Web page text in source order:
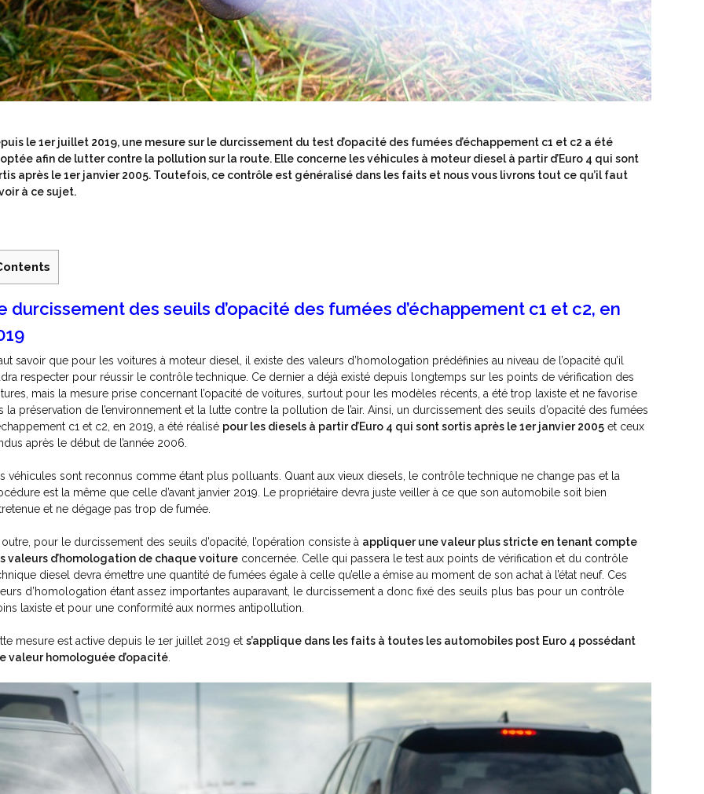
le 1erjuillet 2019, une mesure sur le durcissement du test d’opacité des fumées d’échappement c1 et c2 a été
afin de lutter contre la pollution sur la route. Elle concerne les véhicules à moteur diesel à partir d’Euro 4 qui sont
après le 1erjanvier 2005. Toutefois, ce contrôle est généralisé dans les faits et nous vous livrons tout ce qu’il faut
à ce sujet.
durcissement des seuils d’opacité des fumées d’échappement c1 et c2, en
savoir que pour les voitures à moteur diesel, il existe des valeurs d’homologation prédéfinies au niveau de l’opacité qu’il
respecter pour réussir le contrôle technique. Ce dernier a déjà existé depuis longtemps sur les points de vérification des
mais la mesure prise concernant l’opacité de voitures, surtout pour les modèles récents, a été trop laxiste et ne favorise
la préservation de l’environnement et la lutte contre la pollution de l’air. Ainsi, un durcissement des seuils d’opacité des fumées
c1 et c2, en 2019, a été réalisé pour les diesels à partir d’Euro 4 qui sont sortis après le 1erjanvier 2005 et ceux
après le début de l’année 2006.
véhicules sont reconnus comme étant plus polluants. Quant aux vieux diesels, le contrôle technique ne change pas et la
est la même que celle d’avant janvier 2019. Le propriétaire devra juste veiller à ce que son automobile soit bien
et ne dégage pas trop de fumée.
outre, pour le durcissement des seuils d’opacité, l’opération consiste à appliquer une valeur plus stricte en tenant compte
valeurs d’homologation de chaque voiture concernée. Celle qui passera le test aux points de vérification et du contrôle
diesel devra émettre une quantité de fumées égale à celle qu’elle a émise au moment de son achat à l’état neuf. Ces
d’homologation étant assez importantes auparavant, le durcissement a donc fixé des seuils plus bas pour un contrôle
laxiste et pour une conformité aux normes antipollution.
mesure est active depuis le 1er juillet 2019 ets’applique dans les faits à toutes les automobiles post Euro 4 possédant
valeur homologuée d’opacité